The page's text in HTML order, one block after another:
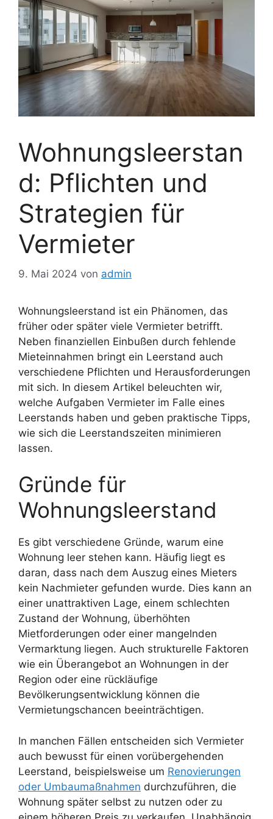
Wohnungsleerstan
d: Pflichten und
Strategien für
Vermieter
9. Mai 2024 von admin
Wohnungsleerstand ist ein Phänomen, das
früher oder später viele Vermieter betrifft.
Neben finanziellen Einbußen durch fehlende
Mieteinnahmen bringt ein Leerstand auch
verschiedene Pflichten und Herausforderungen
mit sich. In diesem Artikel beleuchten wir,
welche Aufgaben Vermieter im Falle eines
Leerstands haben und geben praktische Tipps,
wie sich die Leerstandszeiten minimieren
lassen.
Gründe für
Wohnungsleerstand
Es gibt verschiedene Gründe, warum eine
Wohnung leer stehen kann. Häufig liegt es
daran, dass nach dem Auszug eines Mieters
kein Nachmieter gefunden wurde. Dies kann an
einer unattraktiven Lage, einem schlechten
Zustand der Wohnung, überhöhten
Mietforderungen oder einer mangelnden
Vermarktung liegen. Auch strukturelle Faktoren
wie ein Überangebot an Wohnungen in der
Region oder eine rückläufige
Bevölkerungsentwicklung können die
Vermietungschancen beeinträchtigen.
In manchen Fällen entscheiden sich Vermieter
auch bewusst für einen vorübergehenden
Leerstand, beispielsweise um Renovierungen
oder Umbaumaßnahmen durchzuführen, die
Wohnung später selbst zu nutzen oder zu